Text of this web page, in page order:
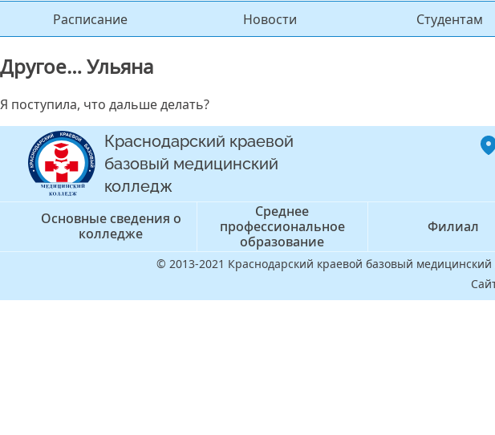
Расписание Новости Студентам
Другое… Ульяна
Я поступила, что дальше делать?
Краснодарский краевой
базовый медицинский
колледж
Основные сведения о
колледже
Среднее
профессиональное
образование
Филиал
© 2013-2021 Краснодарский краевой базовый медицинский